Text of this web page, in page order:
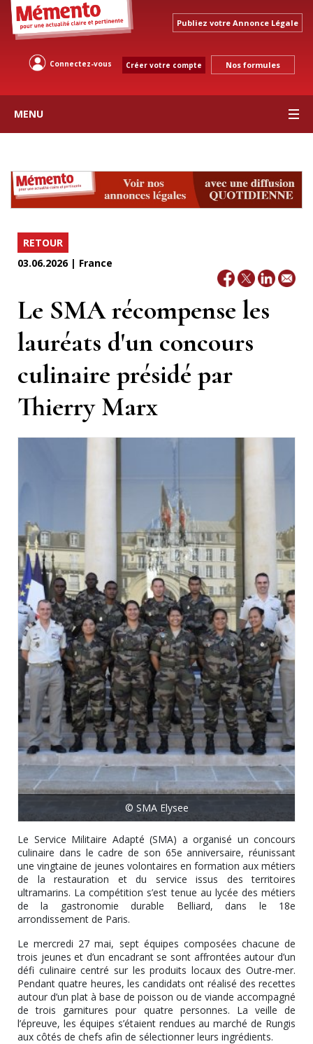
Publiez votre Annonce Légale
Connectez-vous Créer votre compte Nos formules
MENU
RETOUR
03.06.2026 | France
Le SMA récompense les
lauréats d'un concours
culinaire présidé par
Thierry Marx
© SMA Elysee
Le Service Militaire Adapté (SMA) a organisé un concours
culinaire dans le cadre de son 65e anniversaire, réunissant
une vingtaine de jeunes volontaires en formation aux métiers
de la restauration et du service issus des territoires
ultramarins. La compétition s’est tenue au lycée des métiers
de la gastronomie durable Belliard, dans le 18e
arrondissement de Paris.
Le mercredi 27 mai, sept équipes composées chacune de
trois jeunes et d’un encadrant se sont affrontées autour d’un
défi culinaire centré sur les produits locaux des Outre-mer.
Pendant quatre heures, les candidats ont réalisé des recettes
autour d’un plat à base de poisson ou de viande accompagné
de trois garnitures pour quatre personnes. La veille de
l’épreuve, les équipes s’étaient rendues au marché de Rungis
aux côtés de chefs afin de sélectionner leurs ingrédients.